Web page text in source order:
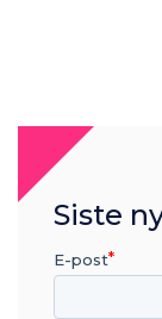
Siste
E-post